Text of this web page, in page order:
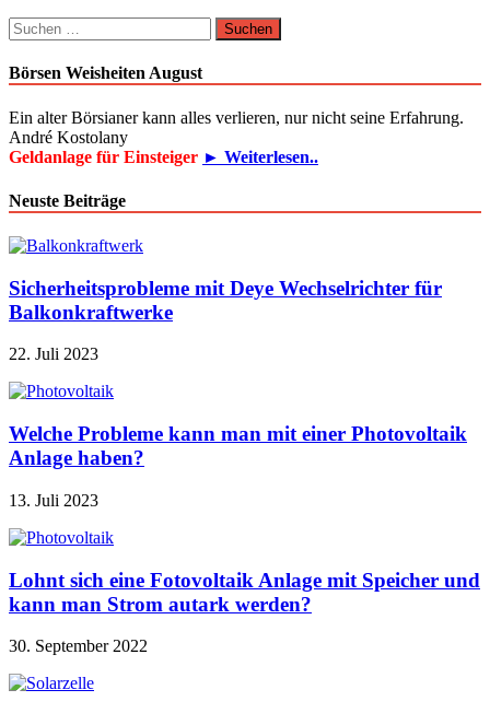
Suchen
nach:
Börsen Weisheiten August
Ein alter Börsianer kann alles verlieren, nur nicht seine Erfahrung.
André Kostolany
Geldanlage für Einsteiger ► Weiterlesen..
Neuste Beiträge
Sicherheitsprobleme mit Deye Wechselrichter für
Balkonkraftwerke
22. Juli 2023
Welche Probleme kann man mit einer Photovoltaik
Anlage haben?
13. Juli 2023
Lohnt sich eine Fotovoltaik Anlage mit Speicher und
kann man Strom autark werden?
30. September 2022